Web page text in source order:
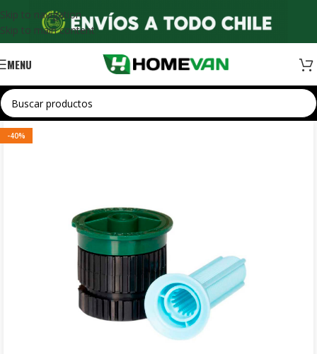
Skip to navigation
Skip to main content
MENU
-40%